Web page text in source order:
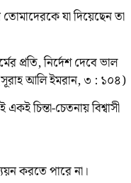
যা দিয়েছেন তা
প্রতি, নির্দেশ দেবে ভাল
আলি ইমরান, ৩ : ১০৪)
চিন্তা-চেতনায় বিশ্বাসী
করতে পারে না।